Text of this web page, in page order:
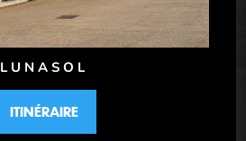
LUNASOL
ITINÉRAIRE